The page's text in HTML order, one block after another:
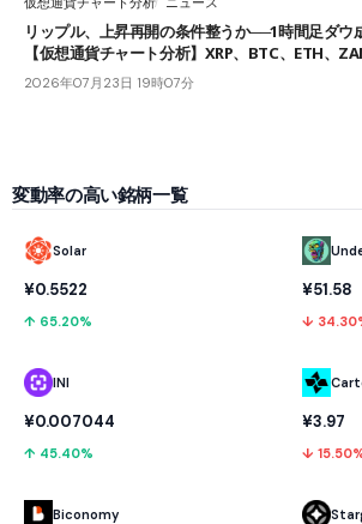
リップル、上昇再開の条件整うか──1時間足ダウ
【仮想通貨チャート分析】XRP、BTC、ETH、
2026年07月23日 19時07分
変動率の高い銘柄一覧
Solar
¥0.5522
↑ 65.20%
INI
¥0.007044
↑ 45.40%
Biconomy
¥51.58
↓
¥3.97
↓